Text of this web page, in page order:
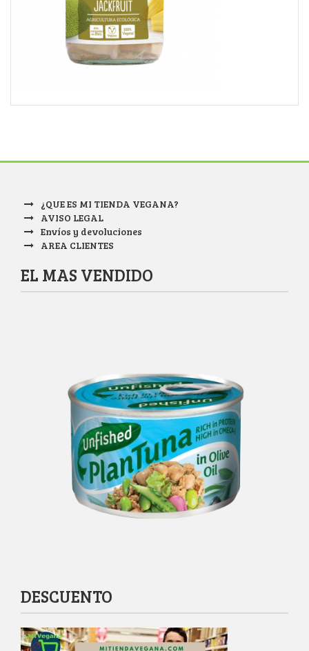
¿QUE ES MI TIENDA VEGANA?
AVISO LEGAL
Envíos y devoluciones
AREA CLIENTES
EL MAS VENDIDO
DESCUENTO